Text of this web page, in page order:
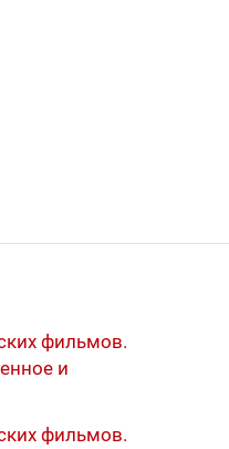
фильмов.
и
фильмов.